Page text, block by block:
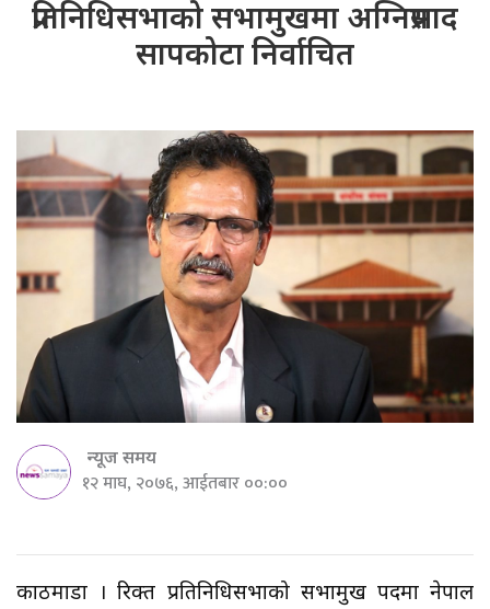
प्रतिनिधिसभाको सभामुखमा अग्निप्रसाद
सापकोटा निर्वाचित
न्यूज समय
१२ माघ, २०७६, आईतबार ००:००
काठमाडौं । रिक्त प्रतिनिधिसभाको सभामुख पदमा नेपाल